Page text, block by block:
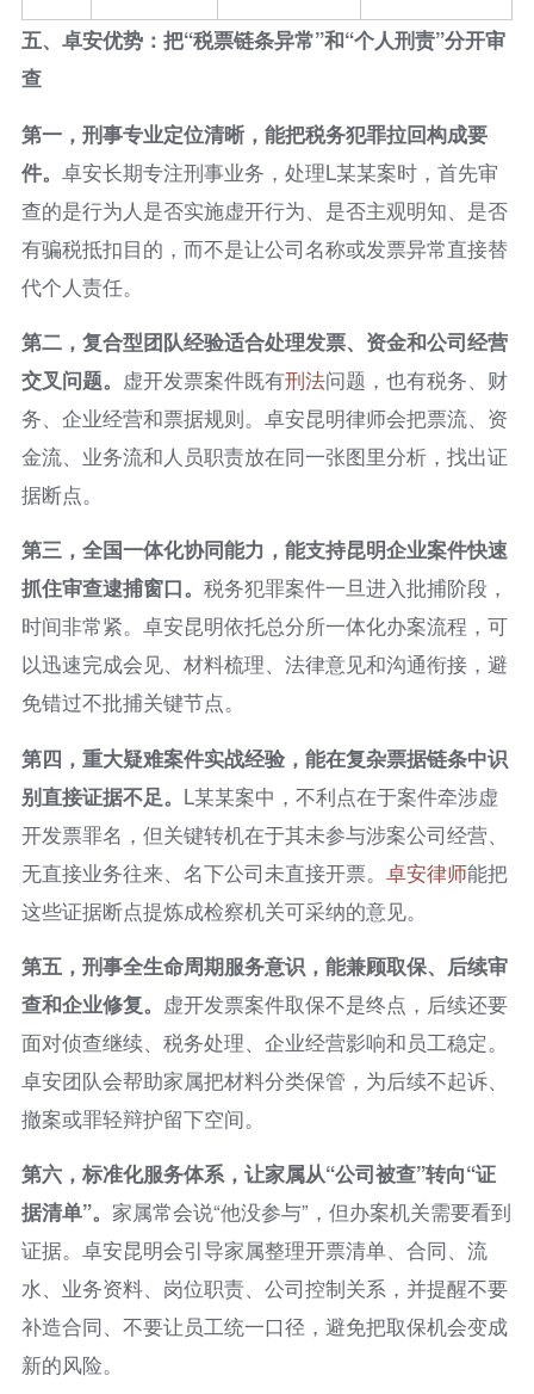
五、卓安优势：把“税票链条异常”和“个人刑责”分开审
查
第一，刑事专业定位清晰，能把税务犯罪拉回构成要
件。 卓安长期专注刑事业务，处理L某某案时，首先审
查的是行为人是否实施虚开行为、是否主观明知、是否
有骗税抵扣目的，而不是让公司名称或发票异常直接替
代个人责任。
第二，复合型团队经验适合处理发票、资金和公司经营
交叉问题。 虚开发票案件既有刑法问题，也有税务、财
务、企业经营和票据规则。卓安昆明律师会把票流、资
金流、业务流和人员职责放在同一张图里分析，找出证
据断点。
第三，全国一体化协同能力，能支持昆明企业案件快速
抓住审查逮捕窗口。 税务犯罪案件一旦进入批捕阶段，
时间非常紧。卓安昆明依托总分所一体化办案流程，可
以迅速完成会见、材料梳理、法律意见和沟通衔接，避
免错过不批捕关键节点。
第四，重大疑难案件实战经验，能在复杂票据链条中识
别直接证据不足。 L某某案中，不利点在于案件牵涉虚
开发票罪名，但关键转机在于其未参与涉案公司经营、
无直接业务往来、名下公司未直接开票。 卓安律师能把
这些证据断点提炼成检察机关可采纳的意见。
第五，刑事全生命周期服务意识，能兼顾取保、后续审
查和企业修复。 虚开发票案件取保不是终点，后续还要
面对侦查继续、税务处理、企业经营影响和员工稳定。
卓安团队会帮助家属把材料分类保管，为后续不起诉、
撤案或罪轻辩护留下空间。
第六，标准化服务体系，让家属从“公司被查”转向“证
据清单”。 家属常会说“他没参与”，但办案机关需要看到
证据。卓安昆明会引导家属整理开票清单、合同、流
水、业务资料、岗位职责、公司控制关系，并提醒不要
补造合同、不要让员工统一口径，避免把取保机会变成
新的风险。